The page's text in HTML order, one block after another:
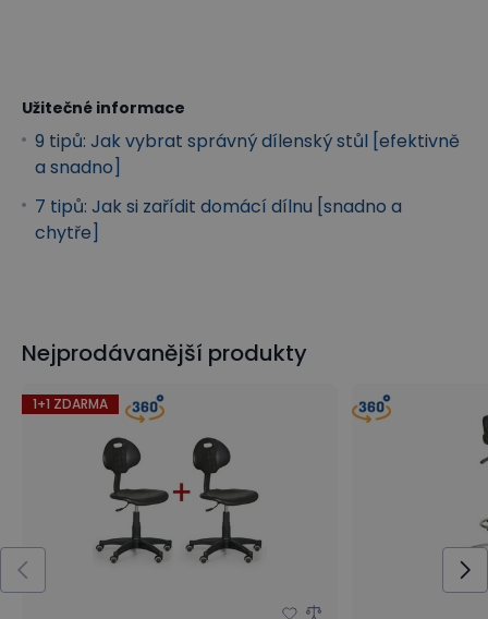
Užitečné informace
9 tipů: Jak vybrat správný dílenský stůl [efektivně
a snadno]
7 tipů: Jak si zařídit domácí dílnu [snadno a
chytře]
Nejprodávanější produkty
1+1 ZDARMA